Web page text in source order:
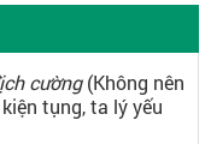
cường(Không nên
tụng, ta lý yếu